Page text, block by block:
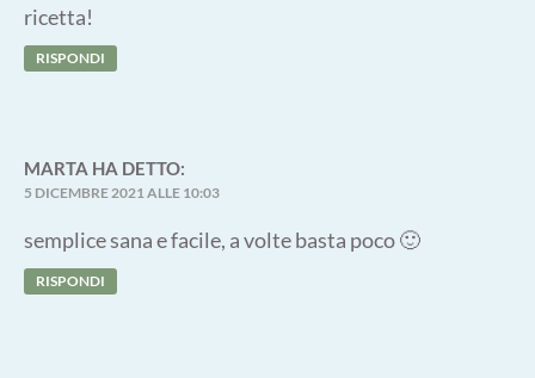
ricetta!
RISPONDI
MARTA HA DETTO:
5 DICEMBRE 2021 ALLE 10:03
semplice sana e facile, a volte basta poco 🙂
RISPONDI